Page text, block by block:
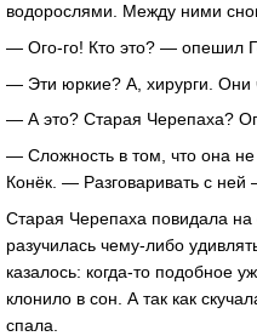
водорослями. Между ними
— Ого-го! Кто это? — опешил
— Эти юркие? А, хирурги. Они
— А это? Старая Черепаха?
— Сложность в том, что она
Конёк. — Разговаривать с
Старая Черепаха повидала на
разучилась чему-либо
казалось: когда-то подобное
клонило в сон. А так как
спала.